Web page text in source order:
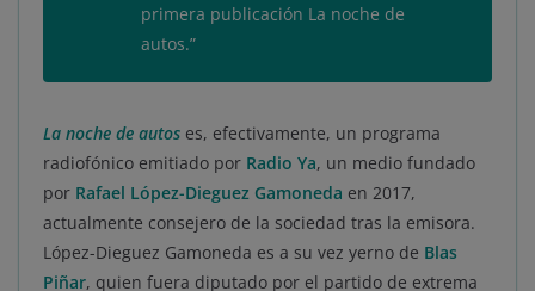
primera publicación La noche de
autos.”
La noche de autos es, efectivamente, un programa
radiofónico emitiado por Radio Ya, un medio fundado
por Rafael López-Dieguez Gamoneda en 2017,
actualmente consejero de la sociedad tras la emisora.
López-Dieguez Gamoneda es a su vez yerno de Blas
Piñar, quien fuera diputado por el partido de extrema